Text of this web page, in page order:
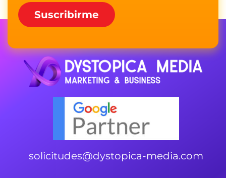
solicitudes@dystopica-media.com